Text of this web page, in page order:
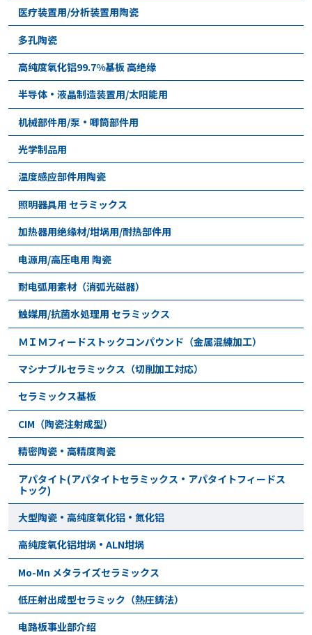
医疗装置用/分析装置用陶瓷
多孔陶瓷
高纯度氧化铝99.7%基板 高绝缘
半导体•液晶制造装置用/太阳能用
机械部件用/泵•唧筒部件用
光学制品用
温度感应部件用陶瓷
照明器具用 セラミックス
加热器用绝缘材/坩埚用/耐热部件用
电源用/高压电用 陶瓷
耐电弧用素材（消弧光磁器）
触媒用/抗菌水処理用 セラミックス
ＭＩＭフィードストックコンパウンド（金属混練加工）
マシナブルセラミックス（切削加工対応）
セラミックス基板
CIM（陶瓷注射成型）
精密陶瓷・高精度陶瓷
アパタイト(アパタイトセラミックス・アパタイトフィードス
トック)
大型陶瓷・高纯度氧化铝・氮化铝
高纯度氧化铝坩埚・ALN坩埚
Mo-Mn メタライズセラミックス
低圧射出成型セラミック（熱圧鋳法）
电路板事业部介绍